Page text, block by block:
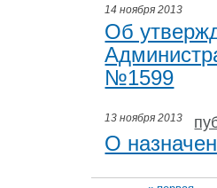
14 ноября 2013
Об
№1599
13 ноября 2013
О